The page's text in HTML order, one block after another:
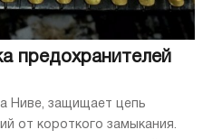
предохранителей
Ниве, защищает цепь
от короткого замыкания.